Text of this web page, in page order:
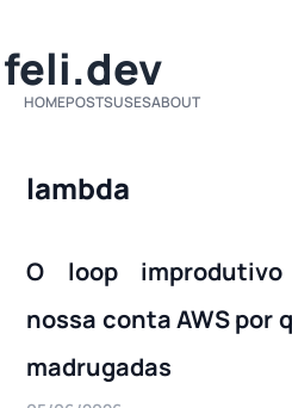
HOMEPOSTSUSESABOUT
lambda
O loop
nossa conta AWS por
madrugadas